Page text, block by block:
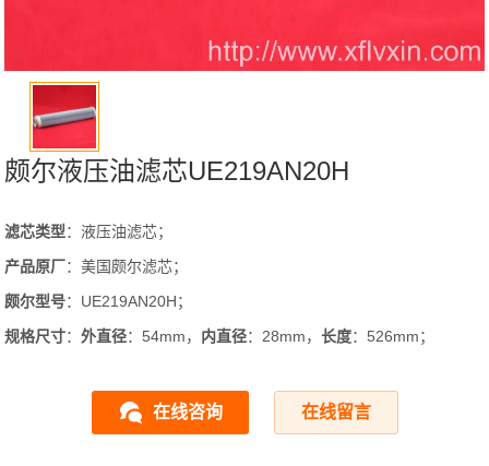
颇尔液压油滤芯UE219AN20H
滤芯类型：液压油滤芯；
产品原厂：美国颇尔滤芯；
颇尔型号：UE219AN20H；
规格尺寸：外直径：54mm， 内直径：28mm，长度：526mm；
在线咨询 在线留言